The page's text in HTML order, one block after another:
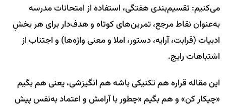
می‌کنیم: تقسیم‌بندی هفتگی، استفاده از امتحانات مدرسه
به‌عنوان نقاط مرجع، تمرین‌های کوتاه و هدف‌دار برای هر بخشِ
ادبیات (قرابت، آرایه، دستور، املا و معنی واژه‌ها) و اجتناب از
اشتباهات رایج.
این مقاله قراره هم تکنیکی باشه هم انگیزشی، یعنی هم بگیم
«چیکار کن» و هم بگیم «چطور با آرامش و اعتماد به‌نفس پیش